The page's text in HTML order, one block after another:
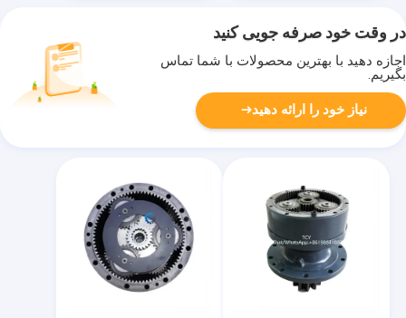
در وقت خود صرفه جویی کنید
اجازه دهید با بهترین محصولات با شما تماس
بگیریم.
نیاز خود را ارائه دهید